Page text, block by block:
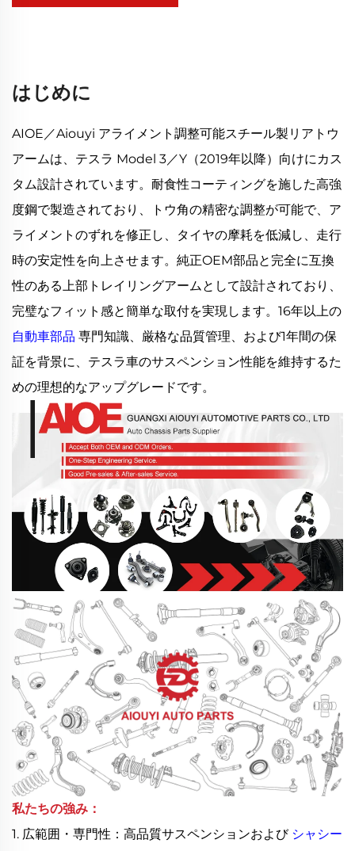
はじめに
AIOE／Aiouyi アライメント調整可能スチール製リアトウ
アームは、テスラ Model 3／Y（2019年以降）向けにカス
タム設計されています。耐食性コーティングを施した高強
度鋼で製造されており、トウ角の精密な調整が可能で、ア
ライメントのずれを修正し、タイヤの摩耗を低減し、走行
時の安定性を向上させます。純正OEM部品と完全に互換
性のある上部トレイリングアームとして設計されており、
完璧なフィット感と簡単な取付を実現します。16年以上の
自動車部品 専門知識、厳格な品質管理、および1年間の保
証を背景に、テスラ車のサスペンション性能を維持するた
めの理想的なアップグレードです。
私たちの強み：
1. 広範囲・専門性：高品質サスペンションおよび シャシー